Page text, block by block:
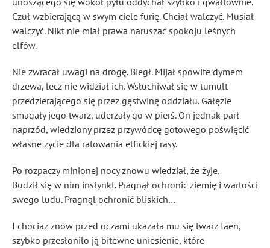
Czuł wzbierającą w swym ciele furię. Chciał walczyć. Musiał
walczyć. Nikt nie miał prawa naruszać spokoju leśnych
elfów.
Nie zwracał uwagi na drogę. Biegł. Mijał spowite dymem
drzewa, lecz nie widział ich. Wsłuchiwał się w tumult
przedzierającego się przez gęstwinę oddziału. Gałęzie
smagały jego twarz, uderzały go w pierś. On jednak parł
naprzód, wiedziony przez przywódcę gotowego poświęcić
własne życie dla ratowania elfickiej rasy.
Po rozpaczy minionej nocy znowu wiedział, że żyje.
Budził się w nim instynkt. Pragnął ochronić ziemię i wartości
swego ludu. Pragnął ochronić bliskich…
I chociaż znów przed oczami ukazała mu się twarz Iaen,
szybko przesłoniło ją bitewne uniesienie, które